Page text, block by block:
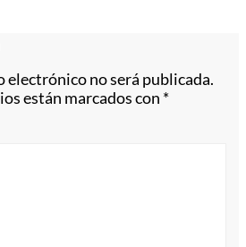
electrónico no será publicada.
están marcados con *